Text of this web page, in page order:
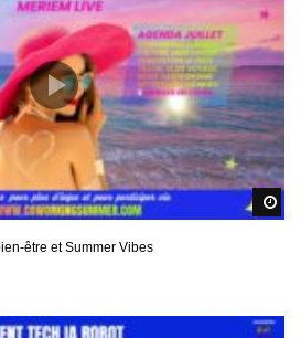
être et Summer Vibes